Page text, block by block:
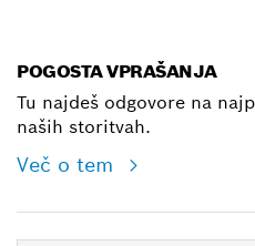
POGOSTA VPRAŠANJA
Tu najdeš odgovore na
naših storitvah.
Več o tem